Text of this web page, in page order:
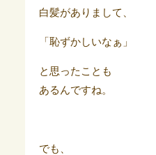
白髪がありまして、
「恥ずかしいなぁ」
と思ったことも
あるんですね。
でも、